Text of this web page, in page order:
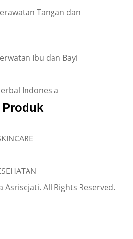
Tangan dan
Ibu dan Bayi
Indonesia
Produk
Asrisejati. All Rights Reserved.